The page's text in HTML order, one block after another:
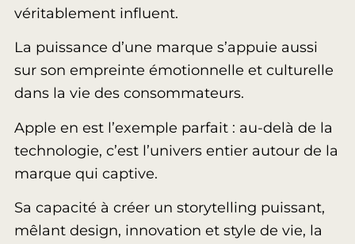
véritablement influent.
La puissance d’une marque s’appuie aussi
sur son empreinte émotionnelle et culturelle
dans la vie des consommateurs.
Apple en est l’exemple parfait : au-delà de la
technologie, c’est l’univers entier autour de la
marque qui captive.
Sa capacité à créer un storytelling puissant,
mêlant design, innovation et style de vie, la